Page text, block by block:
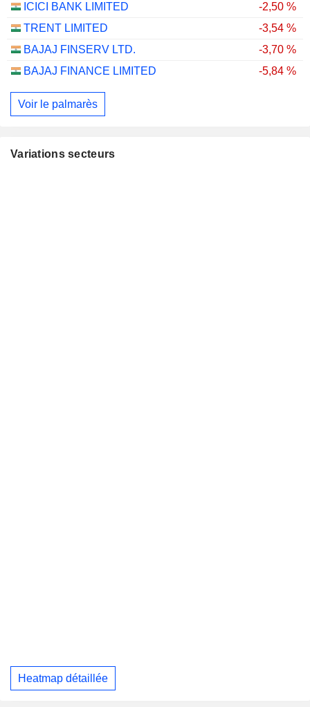
ICICI BANK LIMITED
-2,50 %
TRENT LIMITED
-3,54 %
BAJAJ FINSERV LTD.
-3,70 %
BAJAJ FINANCE LIMITED
-5,84 %
Voir le palmarès
Variations secteurs
Heatmap détaillée